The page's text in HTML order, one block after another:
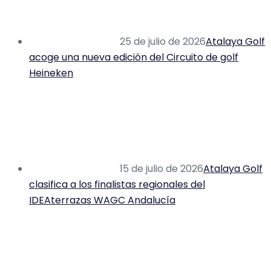
25 de julio de 2026Atalaya Golf
acoge una nueva edición del Circuito de golf
Heineken
15 de julio de 2026Atalaya Golf
clasifica a los finalistas regionales del
IDEAterrazas WAGC Andalucía